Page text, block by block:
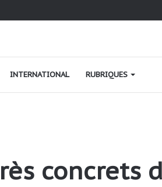
sur le verdissement et la qualité
INTERNATIONAL RUBRIQUES
concrets